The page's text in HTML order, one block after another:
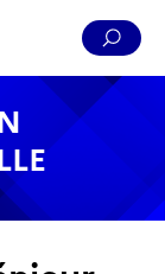
Pied de page